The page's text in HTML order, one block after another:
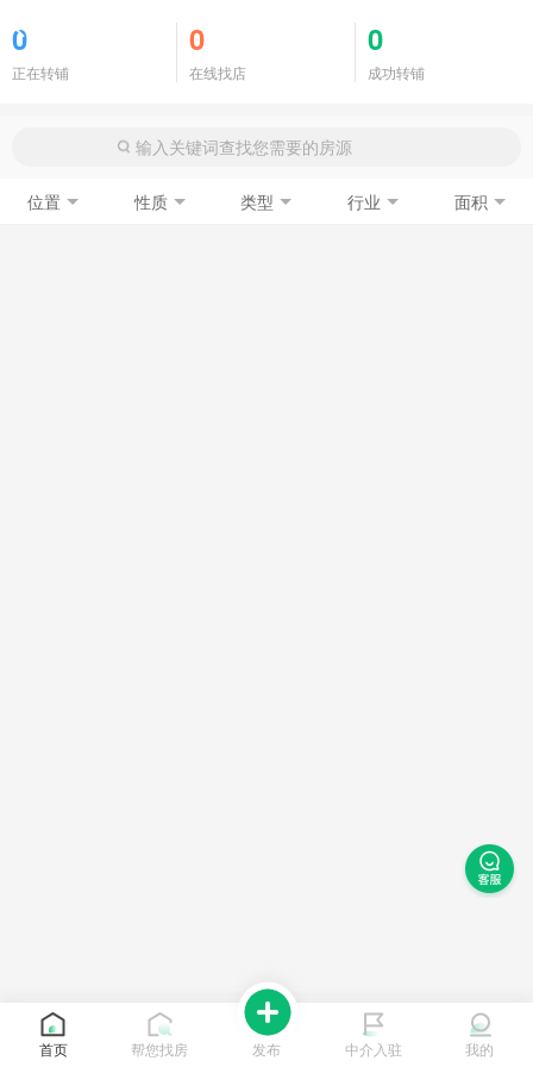
0
正在转铺
0
在线找店
0
成功转铺
位置 性质 类型 行业 面积
首页 帮您找房 发布 中介入驻 我的